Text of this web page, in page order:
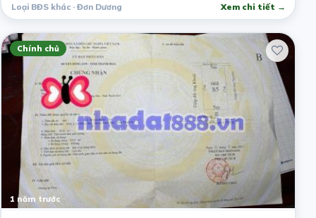
Loại BĐS khác · Đơn Dương Xem chi tiết →
Chính chủ
1 năm trước